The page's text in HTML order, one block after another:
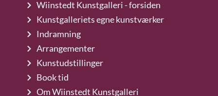
Wiinstedt Kunstgalleri - forsiden
Kunstgalleriets egne kunstværker
Indramning
Arrangementer
Kunstudstillinger
Book tid
Om Wiinstedt Kunstgalleri